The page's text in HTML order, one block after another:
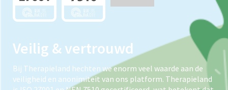
Veilig & vertrouwd
Bij Therapieland hechten we enorm veel waarde aan de
veiligheid en anonimiteit van ons platform. Therapieland